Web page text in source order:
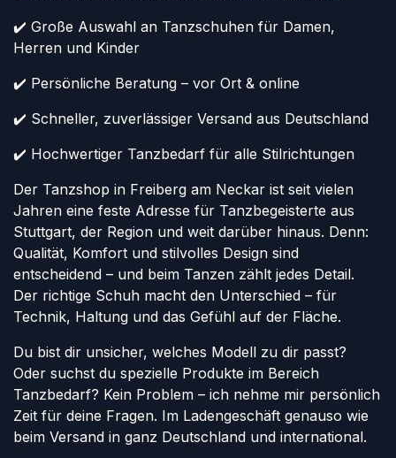
✔️ Große Auswahl an Tanzschuhen für Damen,
Herren und Kinder
✔️ Persönliche Beratung – vor Ort & online
✔️ Schneller, zuverlässiger Versand aus Deutschland
✔️ Hochwertiger Tanzbedarf für alle Stilrichtungen
Der Tanzshop in Freiberg am Neckar ist seit vielen
Jahren eine feste Adresse für Tanzbegeisterte aus
Stuttgart, der Region und weit darüber hinaus. Denn:
Qualität, Komfort und stilvolles Design sind
entscheidend – und beim Tanzen zählt jedes Detail.
Der richtige Schuh macht den Unterschied – für
Technik, Haltung und das Gefühl auf der Fläche.
Du bist dir unsicher, welches Modell zu dir passt?
Oder suchst du spezielle Produkte im Bereich
Tanzbedarf? Kein Problem – ich nehme mir persönlich
Zeit für deine Fragen. Im Ladengeschäft genauso wie
beim Versand in ganz Deutschland und international.